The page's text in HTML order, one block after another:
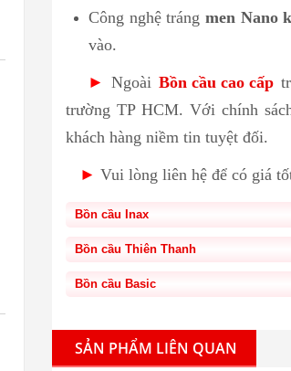
Công nghệ tráng men Nano
vào.
►NgoàiBồn cầu cao cấp
trường TP HCM. Với chính
khách hàng niềm tin tuyệt đối.
► Vui lòng liên hệ để có giá
Bồn cầu Inax
Bồn cầu Thiên Thanh
Bồn cầu Basic
SẢN PHẨM LIÊN QUAN